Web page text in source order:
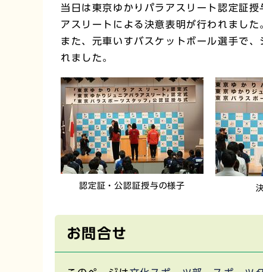
当日は東京ゆかりパラアスリート認定証
アスリートによる決意表明が行われました
また、元車いすバスケットボール選手で
れました。
認定証・公認証授与の様子
お問合せ